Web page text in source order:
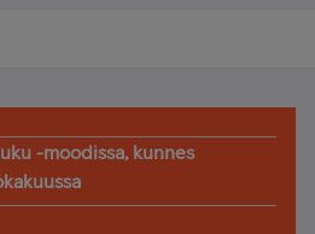
-moodissa, kunnes